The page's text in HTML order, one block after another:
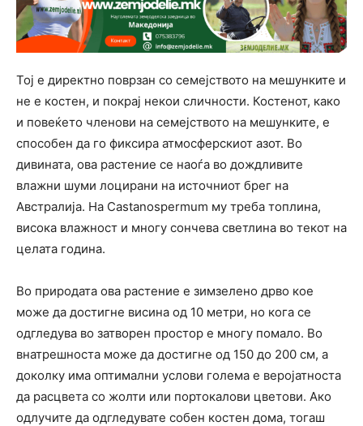
Тој е директно поврзан со семејството на мешунките и
не е костен, и покрај некои сличности. Костенот, како
и повеќето членови на семејството на мешунките, е
способен да го фиксира атмосферскиот азот. Во
дивината, ова растение се наоѓа во дождливите
влажни шуми лоцирани на источниот брег на
Австралија. На Castanospermum му треба топлина,
висока влажност и многу сончева светлина во текот на
целата година.
Во природата ова растение е зимзелено дрво кое
може да достигне висина од 10 метри, но кога се
одгледува во затворен простор е многу помало. Во
внатрешноста може да достигне од 150 до 200 см, а
доколку има оптимални услови голема е веројатноста
да расцвета со жолти или портокалови цветови. Ако
одлучите да одгледувате собен костен дома, тогаш